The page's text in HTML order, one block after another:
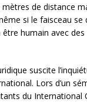
de distance
si le faisceau se
être humain avec
suscite
Lors d’un
du